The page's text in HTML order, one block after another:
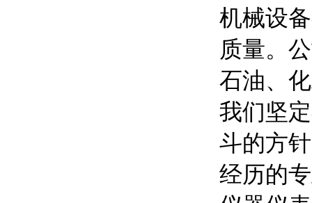
机械设
质量。
石油、
我们坚
斗的方
经历的